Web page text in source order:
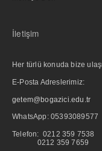
İletişim
Her türlü konuda bize
E-Posta Adreslerimiz:
getem@bogazici.edu.tr
WhatsApp: 05393089577
Telefon: 0212 359 7538
0212 359 7659